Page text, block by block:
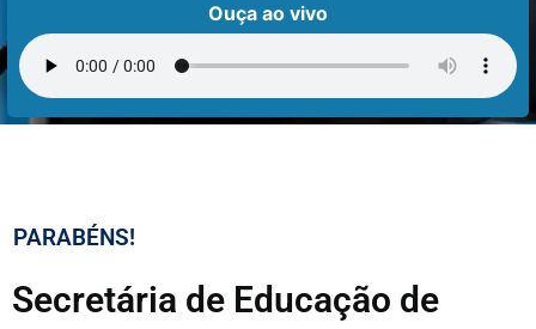
Ouça ao vivo
PARABÉNS!
Secretária de Educação de